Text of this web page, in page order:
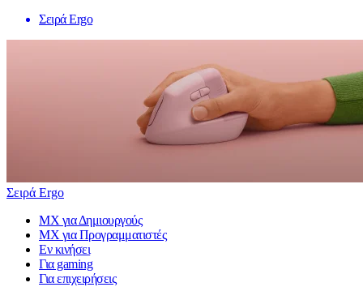
Σειρά Ergo
Σειρά Ergo
MX για Δημιουργούς
MX για Προγραμματιστές
Εν κινήσει
Για gaming
Για επιχειρήσεις